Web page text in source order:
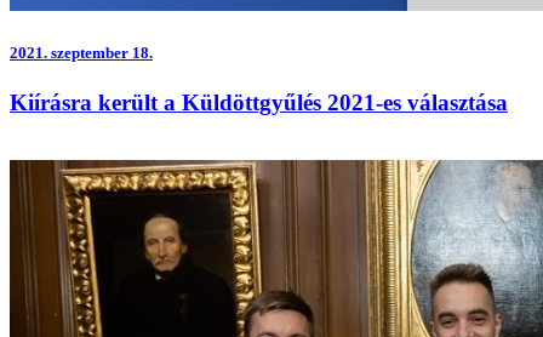
2021. szeptember 18.
Kiírásra került a Küldöttgyűlés 2021-es választása